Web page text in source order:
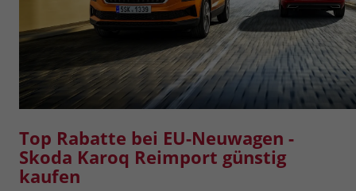
Top Rabatte bei EU-Neuwagen -
Skoda Karoq Reimport günstig
kaufen